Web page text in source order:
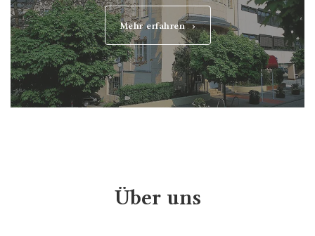
Mehr erfahren
Über uns